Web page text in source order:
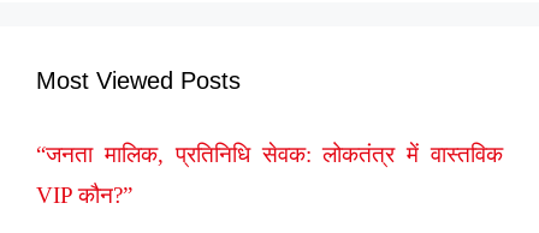
Most Viewed Posts
“जनता मालिक, प्रतिनिधि सेवक: लोकतंत्र में वास्तविक
VIP कौन?”